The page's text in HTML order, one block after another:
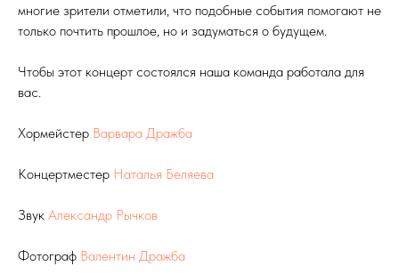
многие зрители отметили, что подобные события помогают не
только почтить прошлое, но и задуматься о будущем.
Чтобы этот концерт состоялся наша команда работала для
вас.
Хормейстер Варвара Дражба
Концертместер Наталья Беляева
Звук Александр Рычков
Фотограф Валентин Дражба